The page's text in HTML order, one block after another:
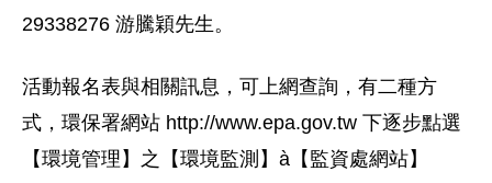
29338276 游騰穎先生。
活動報名表與相關訊息，可上網查詢，有二種方
式，環保署網站 http://www.epa.gov.tw 下逐步點選
【環境管理】之【環境監測】à【監資處網站】